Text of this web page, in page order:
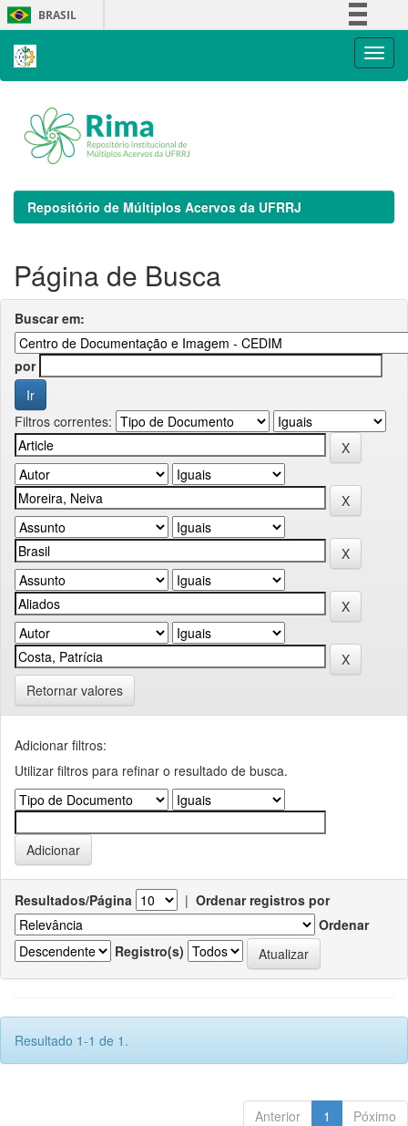
Skip
navigation
BRASIL
Repositório de Múltiplos Acervos da UFRRJ
Página de Busca
Buscar em:
por
Filtros correntes:
Retornar valores
Adicionar filtros:
Utilizar filtros para refinar o resultado de busca.
Resultados/Página | Ordenar registros por
Ordenar
Registro(s)
Resultado 1-1 de 1.
Anterior 1 Póximo